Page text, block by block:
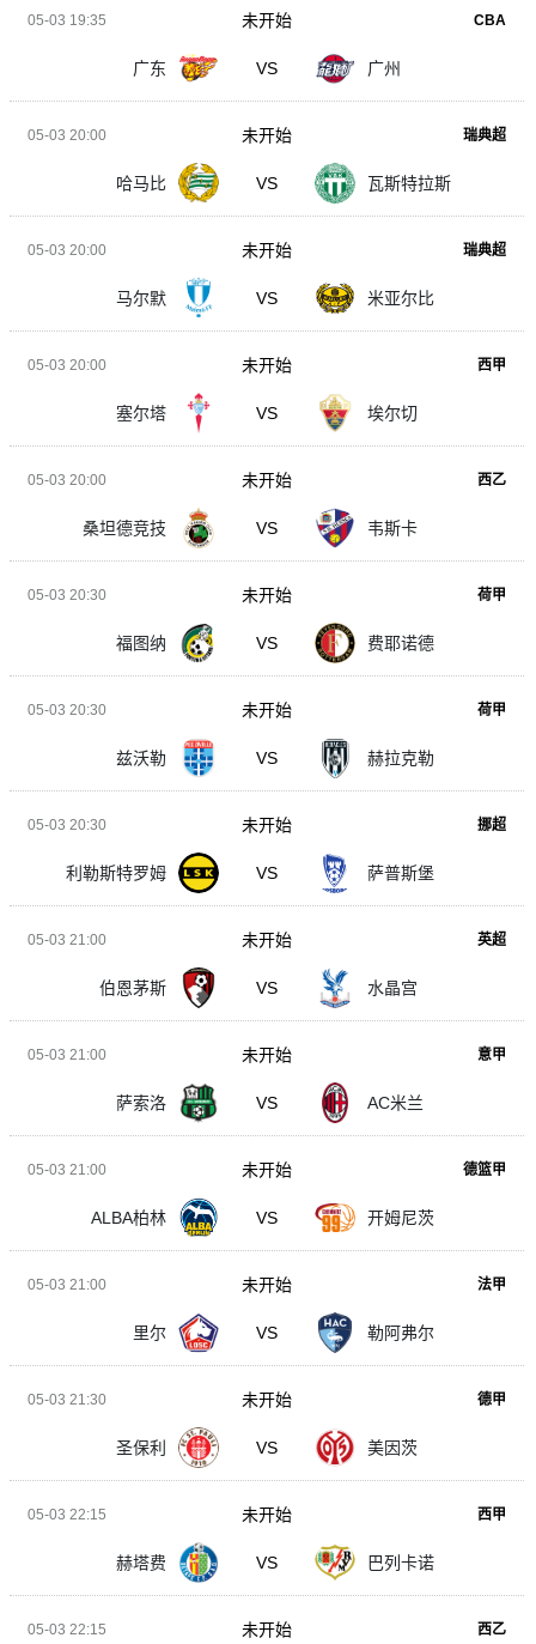
05-03 19:35 CBA
广东 VS 广州
未开始
05-03 20:00 瑞典超
哈马比 VS 瓦斯特拉斯
未开始
05-03 20:00 瑞典超
马尔默 VS 米亚尔比
未开始
05-03 20:00 西甲
塞尔塔 VS 埃尔切
未开始
05-03 20:00 西乙
桑坦德竞技 VS 韦斯卡
未开始
05-03 20:30 荷甲
福图纳 VS 费耶诺德
未开始
05-03 20:30 荷甲
兹沃勒 VS 赫拉克勒
未开始
05-03 20:30 挪超
利勒斯特罗姆 VS 萨普斯堡
未开始
05-03 21:00 英超
伯恩茅斯 VS 水晶宫
未开始
05-03 21:00 意甲
萨索洛 VS AC米兰
未开始
05-03 21:00 德篮甲
ALBA柏林 VS 开姆尼茨
未开始
05-03 21:00 法甲
里尔 VS 勒阿弗尔
未开始
05-03 21:30 德甲
圣保利 VS 美因茨
未开始
05-03 22:15 西甲
赫塔费 VS 巴列卡诺
未开始
05-03 22:15 西乙
未开始